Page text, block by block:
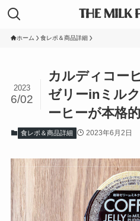
THE MILK
ホーム 食レポ＆商品詳細
カルディコー
ゼリーinミル
ーヒーが本格的
2023
6/02
食レポ＆商品詳細 2023年6月2日